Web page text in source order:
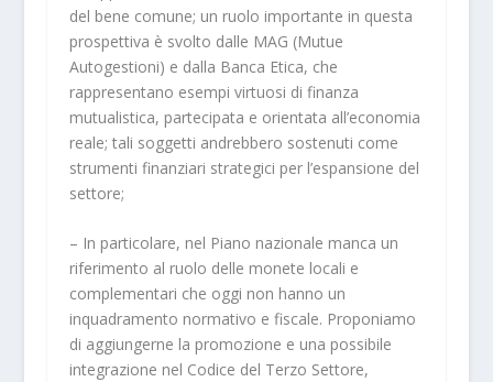
del bene comune; un ruolo importante in questa
prospettiva è svolto dalle MAG (Mutue
Autogestioni) e dalla Banca Etica, che
rappresentano esempi virtuosi di finanza
mutualistica, partecipata e orientata all’economia
reale; tali soggetti andrebbero sostenuti come
strumenti finanziari strategici per l’espansione del
settore;
– In particolare, nel Piano nazionale manca un
riferimento al ruolo delle monete locali e
complementari che oggi non hanno un
inquadramento normativo e fiscale. Proponiamo
di aggiungerne la promozione e una possibile
integrazione nel Codice del Terzo Settore,